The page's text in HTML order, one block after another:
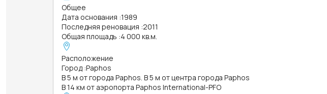
Общее
Дата основания :1989
Последняя реновация :2011
Общая площадь :4 000 кв.м.
Расположение
Город :Paphos
В 5 м от города Paphos. В 5 м от центра города Paphos
В 14 км от аэропорта Paphos International-PFO